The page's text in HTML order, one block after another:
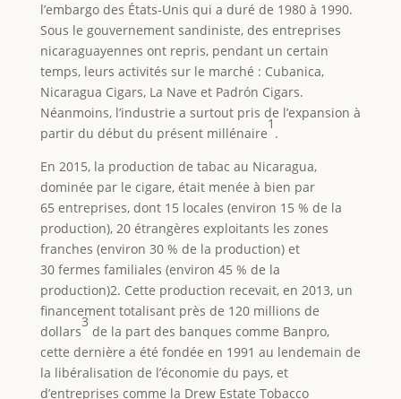
l’embargo des États-Unis qui a duré de 1980 à 1990.
Sous le gouvernement sandiniste, des entreprises
nicaraguayennes ont repris, pendant un certain
temps, leurs activités sur le marché : Cubanica,
Nicaragua Cigars, La Nave et Padrón Cigars.
Néanmoins, l’industrie a surtout pris de l’expansion à
partir du début du présent millénaire
1
.
En 2015, la production de tabac au Nicaragua,
dominée par le cigare, était menée à bien par
65 entreprises, dont 15 locales (environ 15 % de la
production), 20 étrangères exploitants les zones
franches (environ 30 % de la production) et
30 fermes familiales (environ 45 % de la
production)2. Cette production recevait, en 2013, un
financement totalisant près de 120 millions de
dollars
3
de la part des banques comme Banpro,
cette dernière a été fondée en 1991 au lendemain de
la libéralisation de l’économie du pays, et
d’entreprises comme la Drew Estate Tobacco